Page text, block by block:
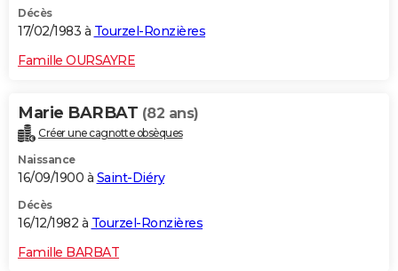
Décès
17/02/1983 à Tourzel-Ronzières
Famille OURSAYRE
Marie BARBAT (82 ans)
Créer une cagnotte obsèques
Naissance
16/09/1900 à Saint-Diéry
Décès
16/12/1982 à Tourzel-Ronzières
Famille BARBAT